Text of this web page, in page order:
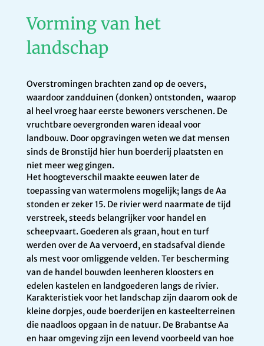
Vorming van het
landschap
Overstromingen brachten zand op de oevers,
waardoor zandduinen (donken) ontstonden, waarop
al heel vroeg haar eerste bewoners verschenen. De
vruchtbare oevergronden waren ideaal voor
landbouw. Door opgravingen weten we dat mensen
sinds de Bronstijd hier hun boerderij plaatsten en
niet meer weg gingen.
Het hoogteverschil maakte eeuwen later de
toepassing van watermolens mogelijk; langs de Aa
stonden er zeker 15. De rivier werd naarmate de tijd
verstreek, steeds belangrijker voor handel en
scheepvaart. Goederen als graan, hout en turf
werden over de Aa vervoerd, en stadsafval diende
als mest voor omliggende velden. Ter bescherming
van de handel bouwden leenheren kloosters en
edelen kastelen en landgoederen langs de rivier.
Karakteristiek voor het landschap zijn daarom ook de
kleine dorpjes, oude boerderijen en kasteelterreinen
die naadloos opgaan in de natuur. De Brabantse Aa
en haar omgeving zijn een levend voorbeeld van hoe